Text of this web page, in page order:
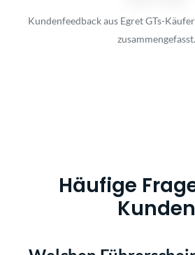
Kundenfeedback aus Egret GTs-
zusammengefasst.
Häufige
Kunden